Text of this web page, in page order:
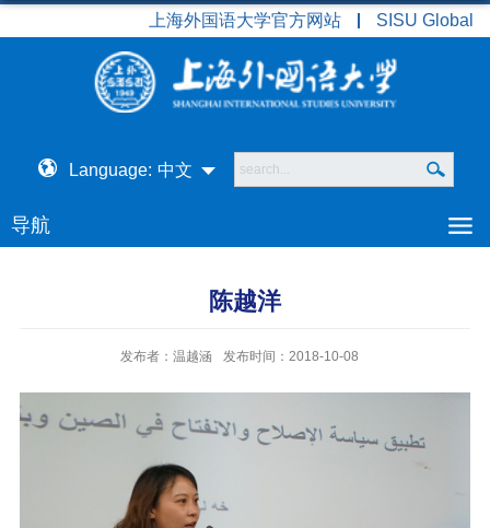
上海外国语大学官方网站 SISU Global
Language: 中文
导航
陈越洋
发布者：温越涵 发布时间：2018-10-08